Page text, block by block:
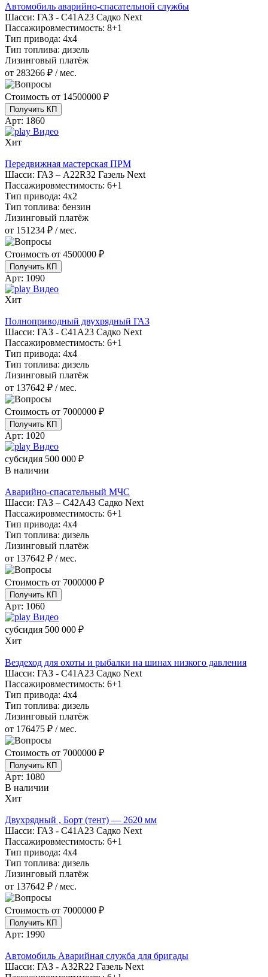
Автомобиль аварийно-спасательной службы
Шасси: ГАЗ - С41А23 Садко Next
Пассажировместимость: 8+1
Тип привода: 4х4
Тип топлива: дизель
Лизинговый платёж
от 283266 ₽ / мес.
Стоимость от 14500000 ₽
Получить КП
Арт: 1860
Видео
Хит
Передвижная мастерская ПРМ
Шасси: ГАЗ – A22R32 Газель Next
Пассажировместимость: 6+1
Тип привода: 4х2
Тип топлива: бензин
Лизинговый платёж
от 151234 ₽ / мес.
Стоимость от 4500000 ₽
Получить КП
Арт: 1090
Видео
Хит
Полноприводный двухрядный ГАЗ
Шасси: ГАЗ - С41А23 Садко Next
Пассажировместимость: 6+1
Тип привода: 4х4
Тип топлива: дизель
Лизинговый платёж
от 137642 ₽ / мес.
Стоимость от 7000000 ₽
Получить КП
Арт: 1020
Видео
субсидия 500 000 ₽
В наличии
Аварийно-спасательный МЧС
Шасси: ГАЗ – С42А43 Садко Next
Пассажировместимость: 6+1
Тип привода: 4х4
Тип топлива: дизель
Лизинговый платёж
от 137642 ₽ / мес.
Стоимость от 7000000 ₽
Получить КП
Арт: 1060
Видео
субсидия 500 000 ₽
Хит
Вездеход для охоты и рыбалки на шинах низкого давления
Шасси: ГАЗ - С41А23 Садко Next
Пассажировместимость: 6+1
Тип привода: 4х4
Тип топлива: дизель
Лизинговый платёж
от 176475 ₽ / мес.
Стоимость от 7000000 ₽
Получить КП
Арт: 1080
В наличии
Хит
Двухрядный , Борт (тент) — 2620 мм
Шасси: ГАЗ - С41А23 Садко Next
Пассажировместимость: 6+1
Тип привода: 4х4
Тип топлива: дизель
Лизинговый платёж
от 137642 ₽ / мес.
Стоимость от 7000000 ₽
Получить КП
Арт: 1990
Автомобиль Аварийная служба для бригады
Шасси: ГАЗ - A32R22 Газель Next